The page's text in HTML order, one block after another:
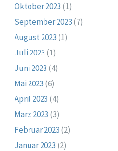
Oktober 2023 (1)
September 2023 (7)
August 2023 (1)
Juli 2023 (1)
Juni 2023 (4)
Mai 2023 (6)
April 2023 (4)
März 2023 (3)
Februar 2023 (2)
Januar 2023 (2)